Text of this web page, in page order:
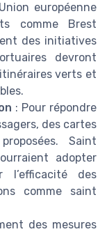
européenne
comme Brest
des initiatives
devront
verts et
: Pour répondre
des cartes
Saint
adopter
l’efficacité des
comme saint
des mesures